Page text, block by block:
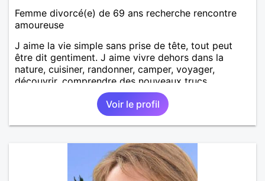
Femme divorcé(e) de 69 ans recherche rencontre
amoureuse
J aime la vie simple sans prise de tête, tout peut
être dit gentiment. J aime vivre dehors dans la
nature, cuisiner, randonner, camper, voyager,
découvrir, comprendre des nouveaux trucs
techniques et sur la vie des êtres vivants. J aime
danser, faire la fête. Je ne bois pratiquement pas d
alcool, je fume rarement, je ris souvent. Je cherche
un vrai amoureux pour continuer à profiter de la vie
en ai marre je veux partagé et rigoler
Voir le profil